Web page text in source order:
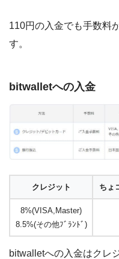
110円の入金でも手数料
す。
bitwalletへの入金
クレジット ちょ
8%(VISA,Master)
8.5%(その他ﾌﾞﾗﾝﾄﾞ)
bitwalletへの入金はクレ